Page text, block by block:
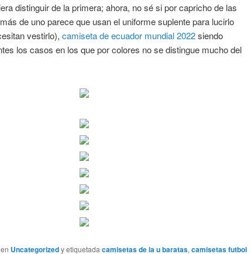
distinguir de la primera; ahora, no sé si por capricho de las
de uno parece que usan el uniforme suplente para lucirlo
vestirlo), camiseta de ecuador mundial 2022siendo
los casos en los que por colores no se distingue mucho del
Uncategorizedy etiquetadacamisetas de la u baratas,camisetas futbol